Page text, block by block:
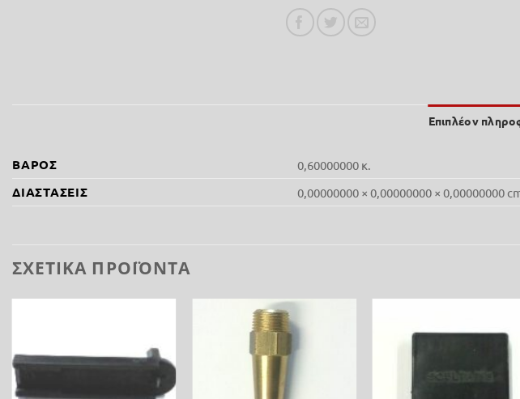
Επιπλέον
ΒΆΡΟΣ 0,60000000 κ.
ΔΙΑΣΤΆΣΕΙΣ 0,00000000 × 0,00000000 × 0,00000000
ΣΧΕΤΙΚΆ ΠΡΟΪΌΝΤΑ
Προσθήκη
στη λίστα
επιθυμίας
Προσθήκη
επιθυμίας